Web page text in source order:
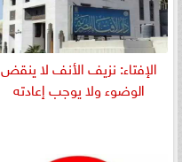
الإفتاء: نزيف الأنف لا ينقض
الوضوء ولا يوجب إعادته